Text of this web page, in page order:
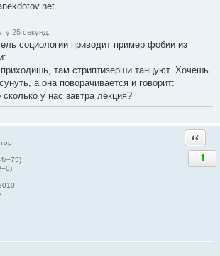
25 секунд:
социологии приводит пример фобии из
там стриптизерши танцуют. Хочешь
а она поворачивается и говорит:
у нас завтра лекция?
−75)
−0)
сообщение
1